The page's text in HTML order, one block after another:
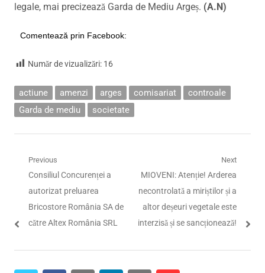
legale, mai precizează Garda de Mediu Argeș. (A.N)
Comentează prin Facebook:
Număr de vizualizări: 16
actiune amenzi arges comisariat
controale
Garda de mediu
societate
Navigare
articole
Previous
Previous
post:
Consiliul Concurenței a
autorizat preluarea
Bricostore România SA de
către Altex România SRL
Next
Next
post:
MIOVENI: Atenție! Arderea
necontrolată a miriștilor și a
altor deșeuri vegetale este
interzisă și se sancționează!